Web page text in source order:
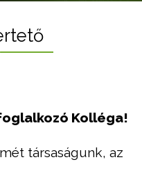
Kolléga!
társaságunk, az